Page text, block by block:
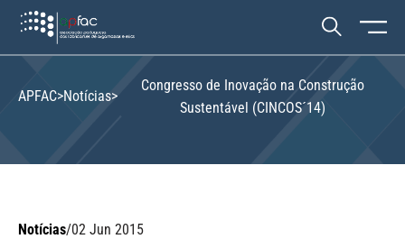
APFAC>Notícias>
Congresso de Inovação na Construção
Sustentável (CINCOS´14)
Notícias/02 Jun 2015